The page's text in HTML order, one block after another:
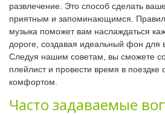
развлечение. Это способ сделать
приятным и запоминающимся.
музыка поможет вам наслаждаться
дороге, создавая идеальный фон для
Следуя нашим советам, вы сможете
плейлист и провести время в
комфортом.
Часто задаваемые